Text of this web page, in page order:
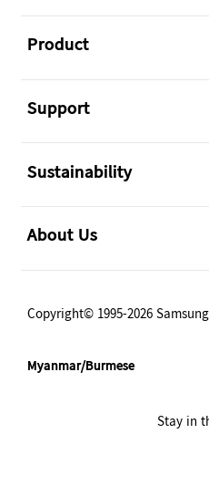
Product
Support
Sustainability
About Us
Copyright© 1995-2026
Myanmar/Burmese
Stay in